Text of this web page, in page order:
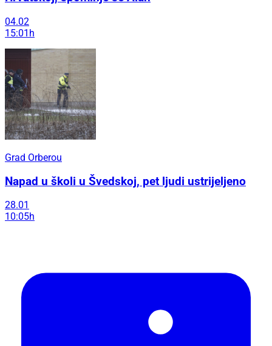
04.02
15:01h
Grad Orberou
Napad u školi u Švedskoj, pet ljudi ustrijeljeno
28.01
10:05h